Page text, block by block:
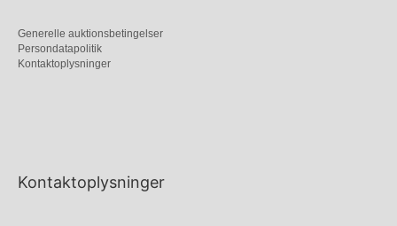
Generelle auktionsbetingelser
Persondatapolitik
Kontaktoplysninger
Kontaktoplysninger